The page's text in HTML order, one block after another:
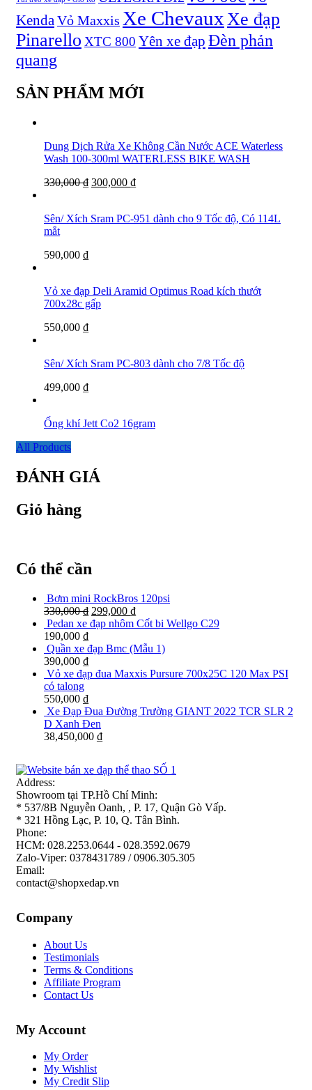
KendaVỏ Maxxis Xe ChevauxXe đạp
Pinarello XTC 800 Yên xe đạp Đèn phản
quang
SẢN PHẨM MỚI
Dung Dịch Rửa Xe Không Cần Nước ACE Waterless
Wash 100-300ml WATERLESS BIKE WASH
330,000₫ 300,000 ₫
Sên/ Xích Sram PC-951 dành cho 9 Tốc độ, Có 114L
mắt
590,000 ₫
Vỏ xe đạp Deli Aramid Optimus Road kích thướt
700x28c gấp
550,000 ₫
Sên/ Xích Sram PC-803 dành cho 7/8 Tốc độ
499,000 ₫
Ống khí Jett Co2 16gram
All Products
ĐÁNH GIÁ
Giỏ hàng
Có thể cần
Bơm mini RockBros 120psi
330,000₫ 299,000 ₫
Pedan xe đạp nhôm Cốt bi Wellgo C29
190,000 ₫
Quần xe đạp Bmc (Mẫu 1)
390,000 ₫
Vỏ xe đạp đua Maxxis Pursure 700x25C 120 Max PSI
có talong
550,000 ₫
Xe Đạp Đua Đường Trường GIANT 2022 TCR SLR 2
D Xanh Đen
38,450,000 ₫
Address:
Showroom tại TP.Hồ Chí Minh:
* 537/8B Nguyễn Oanh, , P. 17, Quận Gò Vấp.
* 321 Hồng Lạc, P. 10, Q. Tân Bình.
Phone:
HCM: 028.2253.0644 - 028.3592.0679
Zalo-Viper: 0378431789 / 0906.305.305
Email:
contact@shopxedap.vn
Company
About Us
Testimonials
Terms & Conditions
Affiliate Program
Contact Us
My Account
My Order
My Wishlist
My Credit Slip